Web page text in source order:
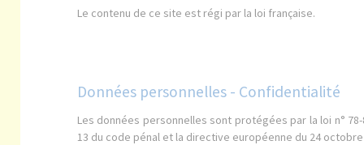
Le contenu de ce site est régi par la loi française.
Données personnelles - Confidentialité
Les données personnelles sont protégées par la loi n° 78-
13 du code pénal et la directive européenne du 24 octobre